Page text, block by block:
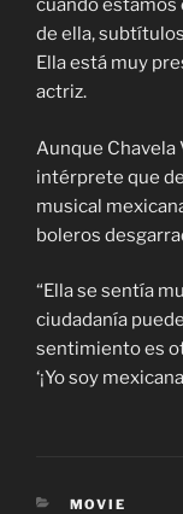
cuando estamos
de ella,
Ella está muy
actriz.
Aunque Chavela
intérprete que
musical
boleros
“Ella se sentía
ciudadanía
sentimiento es
‘¡Yo soy
CATEGORIES
MOVIE